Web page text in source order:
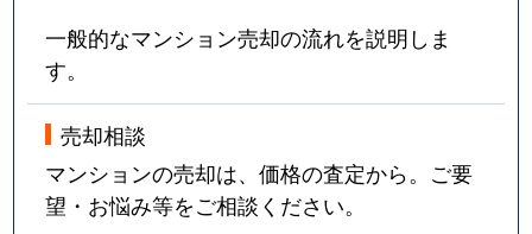
一般的なマンション売却の流れを説明しま
す。
売却相談
マンションの売却は、価格の査定から。ご要
望・お悩み等をご相談ください。